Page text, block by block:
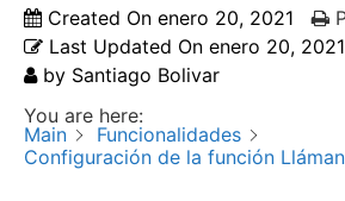
Created On enero 20, 2021
Last Updated On enero 20, 2021
by Santiago Bolivar
You are here:
Main
Funcionalidades
Configuración de la función